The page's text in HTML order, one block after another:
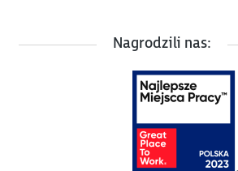
Nagrodzili nas: